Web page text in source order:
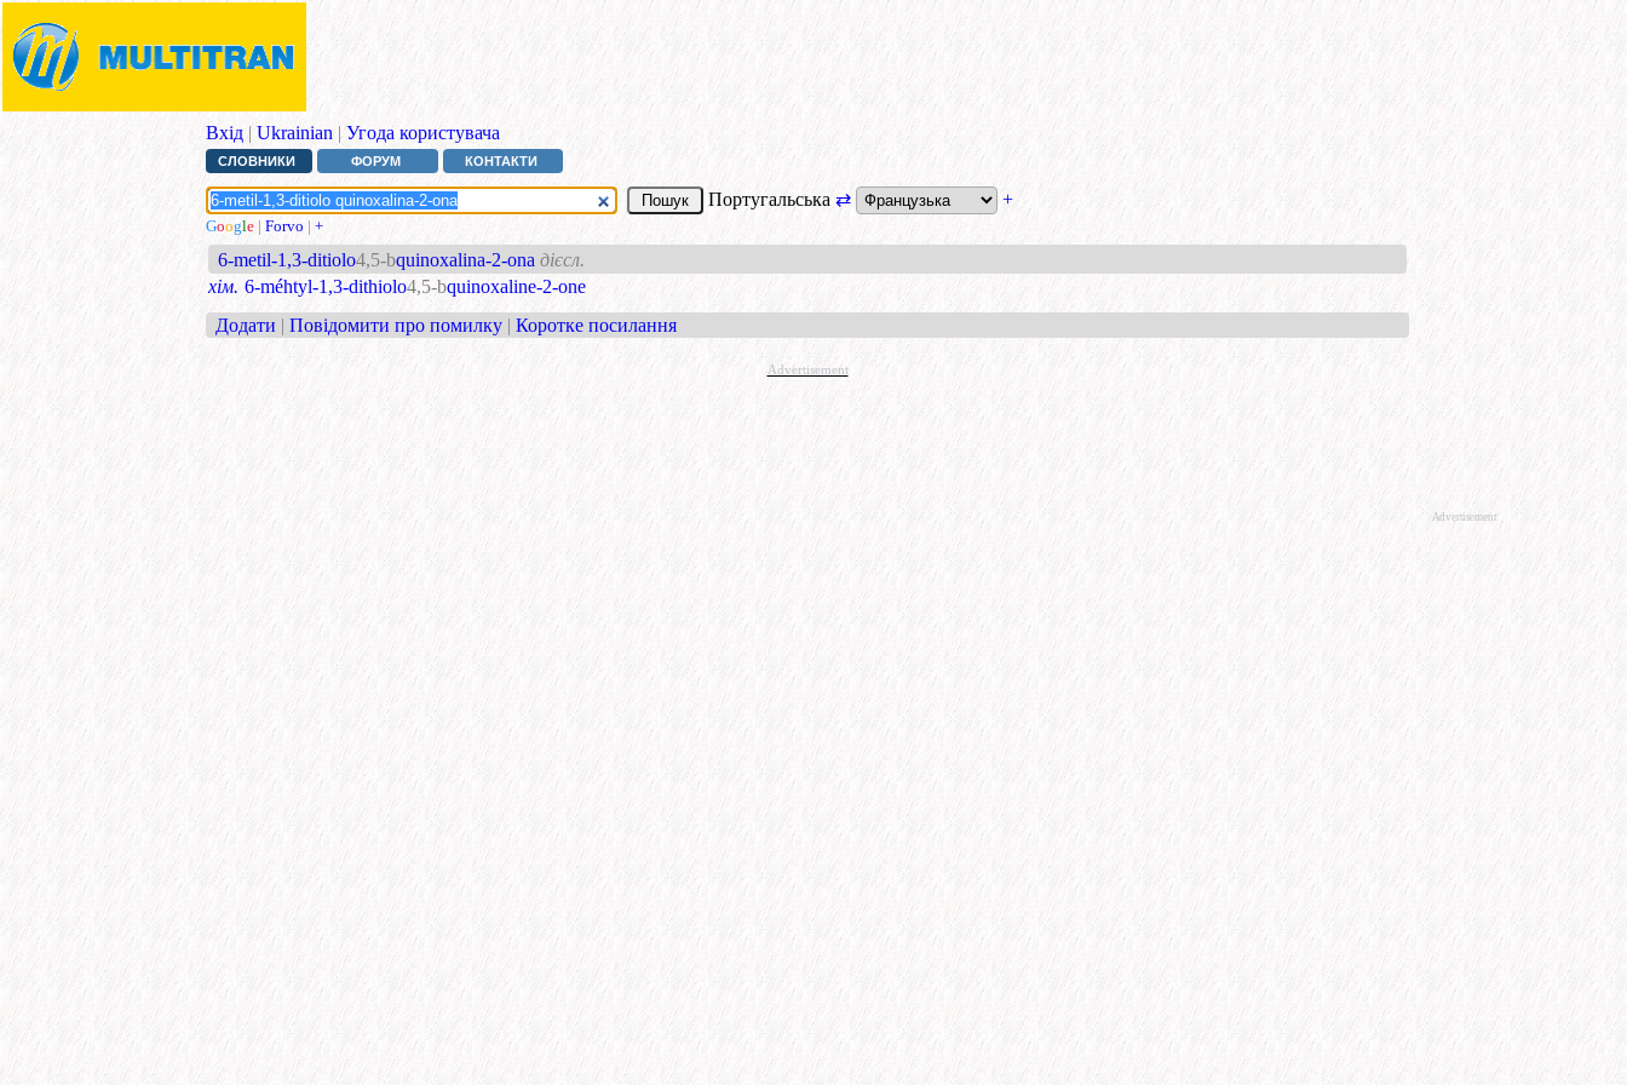
Вхід | Ukrainian | Угода користувача
СЛОВНИКИ ФОРУМ КОНТАКТИ
Португальська ⇄ +
Google | Forvo | +
6-metil-1,3-ditiolo4,5-bquinoxalina-2-ona дієсл.
хім. 6-méhtyl-1,3-dithiolo4,5-bquinoxaline-2-one
Додати | Повідомити про помилку | Коротке посилання
Advertisement
Advertisement